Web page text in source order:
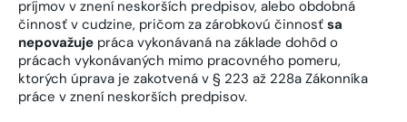
príjmov v znení neskorších predpisov, alebo obdobná
činnosť v cudzine, pričom za zárobkovú činnosť sa
nepovažuje práca vykonávaná na základe dohôd o
prácach vykonávaných mimo pracovného pomeru,
ktorých úprava je zakotvená v § 223 až 228a Zákonníka
práce v znení neskorších predpisov.